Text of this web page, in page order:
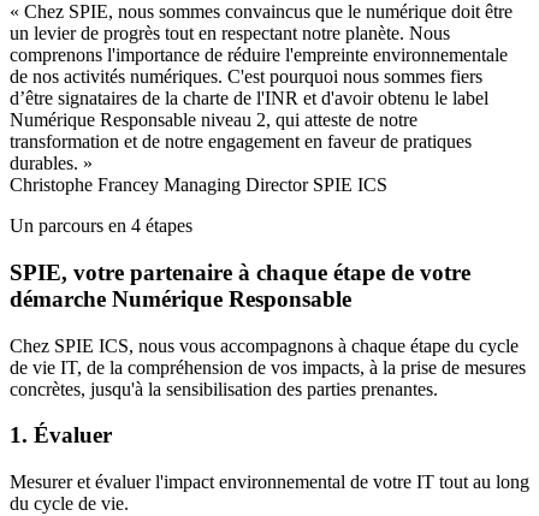
« Chez SPIE, nous sommes convaincus que le numérique doit être
un levier de progrès tout en respectant notre planète. Nous
comprenons l'importance de réduire l'empreinte environnementale
de nos activités numériques. C'est pourquoi nous sommes fiers
d’être signataires de la charte de l'INR et d'avoir obtenu le label
Numérique Responsable niveau 2, qui atteste de notre
transformation et de notre engagement en faveur de pratiques
durables. »
Christophe Francey Managing Director SPIE ICS
Un parcours en 4 étapes
SPIE, votre partenaire à chaque étape de votre
démarche Numérique Responsable
Chez SPIE ICS, nous vous accompagnons à chaque étape du cycle
de vie IT, de la compréhension de vos impacts, à la prise de mesures
concrètes, jusqu'à la sensibilisation des parties prenantes.
1. Évaluer
Mesurer et évaluer l'impact environnemental de votre IT tout au long
du cycle de vie.